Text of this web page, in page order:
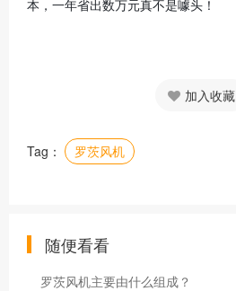
本，一年省出数万元真不是噱头！
加入收藏
Tag： 罗茨风机
随便看看
罗茨风机主要由什么组成？